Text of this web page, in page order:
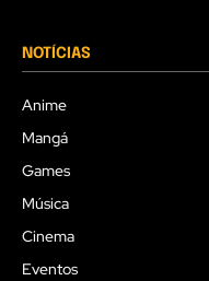
NOTÍCIAS
Anime
Mangá
Games
Música
Cinema
Eventos